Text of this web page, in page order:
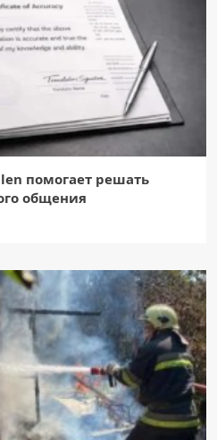
помогает решать
общения